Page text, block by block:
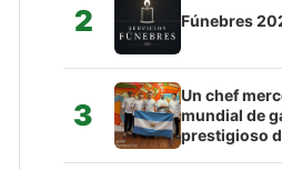
2 Fúnebres
3
Un chef
mundial de
prestigioso